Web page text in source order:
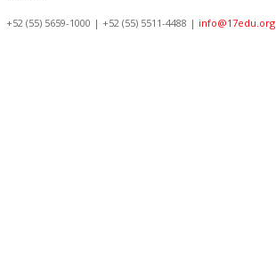
+52 (55) 5659-1000 | +52 (55) 5511-4488 | info@17edu.org